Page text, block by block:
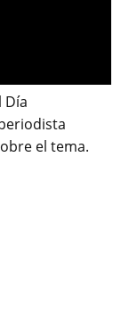
Día
el tema.